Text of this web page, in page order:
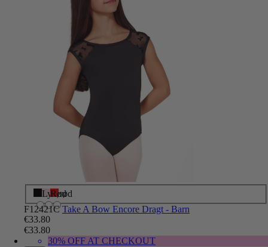
Sort
Lyserød
Rød
F12421C Take A Bow Encore Dragt - Barn
€33.80
€33.80
30% OFF AT CHECKOUT